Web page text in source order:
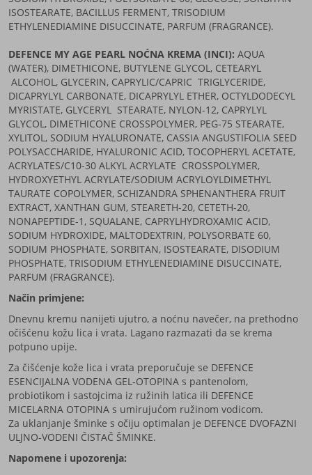
ISOSTEARATE, BACILLUS FERMENT, TRISODIUM
ETHYLENEDIAMINE DISUCCINATE, PARFUM (FRAGRANCE).
DEFENCE MY AGE PEARL NOĆNA KREMA (INCI): AQUA
(WATER), DIMETHICONE, BUTYLENE GLYCOL, CETEARYL
ALCOHOL, GLYCERIN, CAPRYLIC/CAPRIC TRIGLYCERIDE,
DICAPRYLYL CARBONATE, DICAPRYLYL ETHER, OCTYLDODECYL
MYRISTATE, GLYCERYL STEARATE, NYLON-12, CAPRYLYL
GLYCOL, DIMETHICONE CROSSPOLYMER, PEG-75 STEARATE,
XYLITOL, SODIUM HYALURONATE, CASSIA ANGUSTIFOLIA SEED
POLYSACCHARIDE, HYALURONIC ACID, TOCOPHERYL ACETATE,
ACRYLATES/C10-30 ALKYL ACRYLATE CROSSPOLYMER,
HYDROXYETHYL ACRYLATE/SODIUM ACRYLOYLDIMETHYL
TAURATE COPOLYMER, SCHIZANDRA SPHENANTHERA FRUIT
EXTRACT, XANTHAN GUM, STEARETH-20, CETETH-20,
NONAPEPTIDE-1, SQUALANE, CAPRYLHYDROXAMIC ACID,
SODIUM HYDROXIDE, MALTODEXTRIN, POLYSORBATE 60,
SODIUM PHOSPHATE, SORBITAN, ISOSTEARATE, DISODIUM
PHOSPHATE, TRISODIUM ETHYLENEDIAMINE DISUCCINATE,
PARFUM (FRAGRANCE).
Način primjene:
Dnevnu kremu nanijeti ujutro, a noćnu navečer, na prethodno
očišćenu kožu lica i vrata. Lagano razmazati da se krema
potpuno upije.
Za čišćenje kože lica i vrata preporučuje se DEFENCE
ESENCIJALNA VODENA GEL-OTOPINA s pantenolom,
probiotikom i sastojcima iz ružinih latica ili DEFENCE
MICELARNA OTOPINA s umirujućom ružinom vodicom.
Za uklanjanje šminke s očiju optimalan je DEFENCE DVOFAZNI
ULJNO-VODENI ČISTAČ ŠMINKE.
Napomene i upozorenja: